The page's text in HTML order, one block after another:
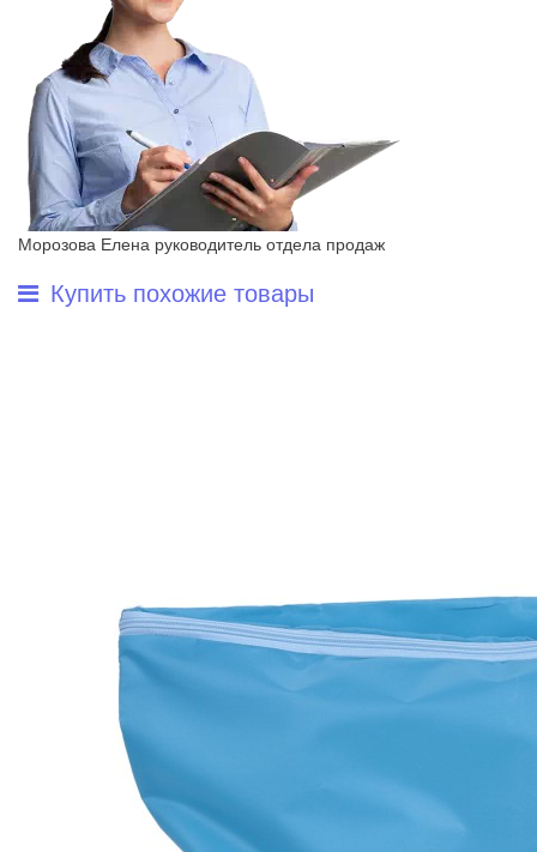
Морозова Елена руководитель отдела продаж
Купить похожие товары